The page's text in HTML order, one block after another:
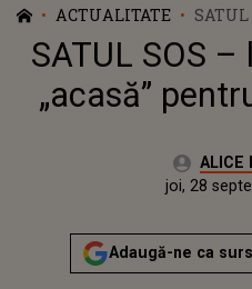
ACTUALITATE
SATUL
SATUL SOS
„acasă”
Autor:ALICE
Publicat:
joi, 28
Adaugă-ne ca